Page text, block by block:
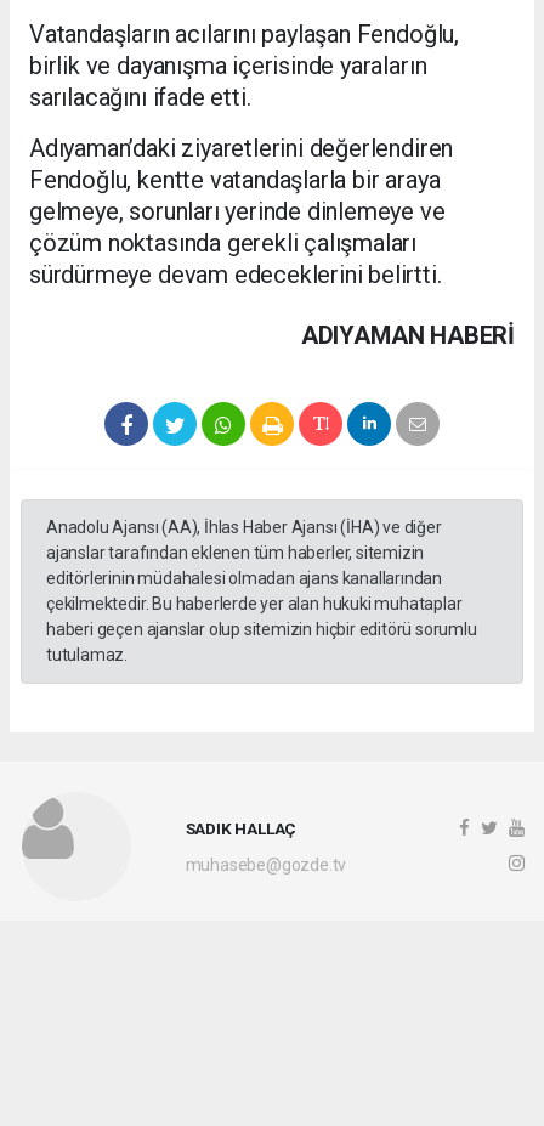
Vatandaşların acılarını paylaşan Fendoğlu,
birlik ve dayanışma içerisinde yaraların
sarılacağını ifade etti.
Adıyaman’daki ziyaretlerini değerlendiren
Fendoğlu, kentte vatandaşlarla bir araya
gelmeye, sorunları yerinde dinlemeye ve
çözüm noktasında gerekli çalışmaları
sürdürmeye devam edeceklerini belirtti.
ADIYAMAN HABERİ
Anadolu Ajansı (AA), İhlas Haber Ajansı (İHA) ve diğer
ajanslar tarafından eklenen tüm haberler, sitemizin
editörlerinin müdahalesi olmadan ajans kanallarından
çekilmektedir. Bu haberlerde yer alan hukuki muhataplar
haberi geçen ajanslar olup sitemizin hiçbir editörü sorumlu
tutulamaz.
SADIK HALLAÇ
muhasebe@gozde.tv